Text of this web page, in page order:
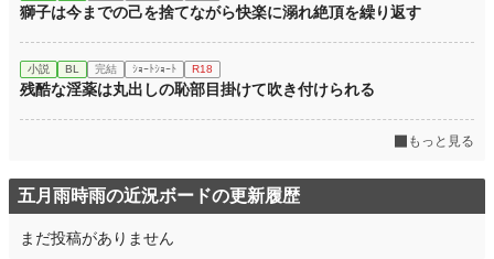
獅子は今までの己を捨てながら快楽に溺れ絶頂を繰り返す
小説 BL 完結 ｼｮｰﾄｼｮｰﾄ R18
残酷な淫薬は丸出しの恥部目掛けて吹き付けられる
もっと見る
五月雨時雨の近況ボードの更新履歴
まだ投稿がありません